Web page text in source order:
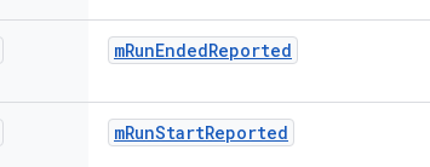
mRunEndedReported
mRunStartReported